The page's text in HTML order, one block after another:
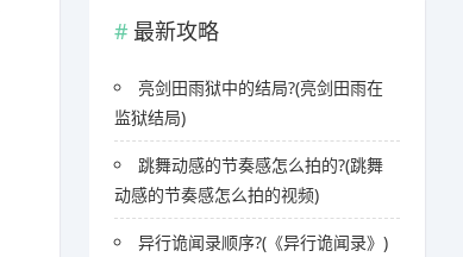
最新攻略
亮剑田雨狱中的结局?(亮剑田雨在
监狱结局)
跳舞动感的节奏感怎么拍的?(跳舞
动感的节奏感怎么拍的视频)
异行诡闻录顺序?(《异行诡闻录》)